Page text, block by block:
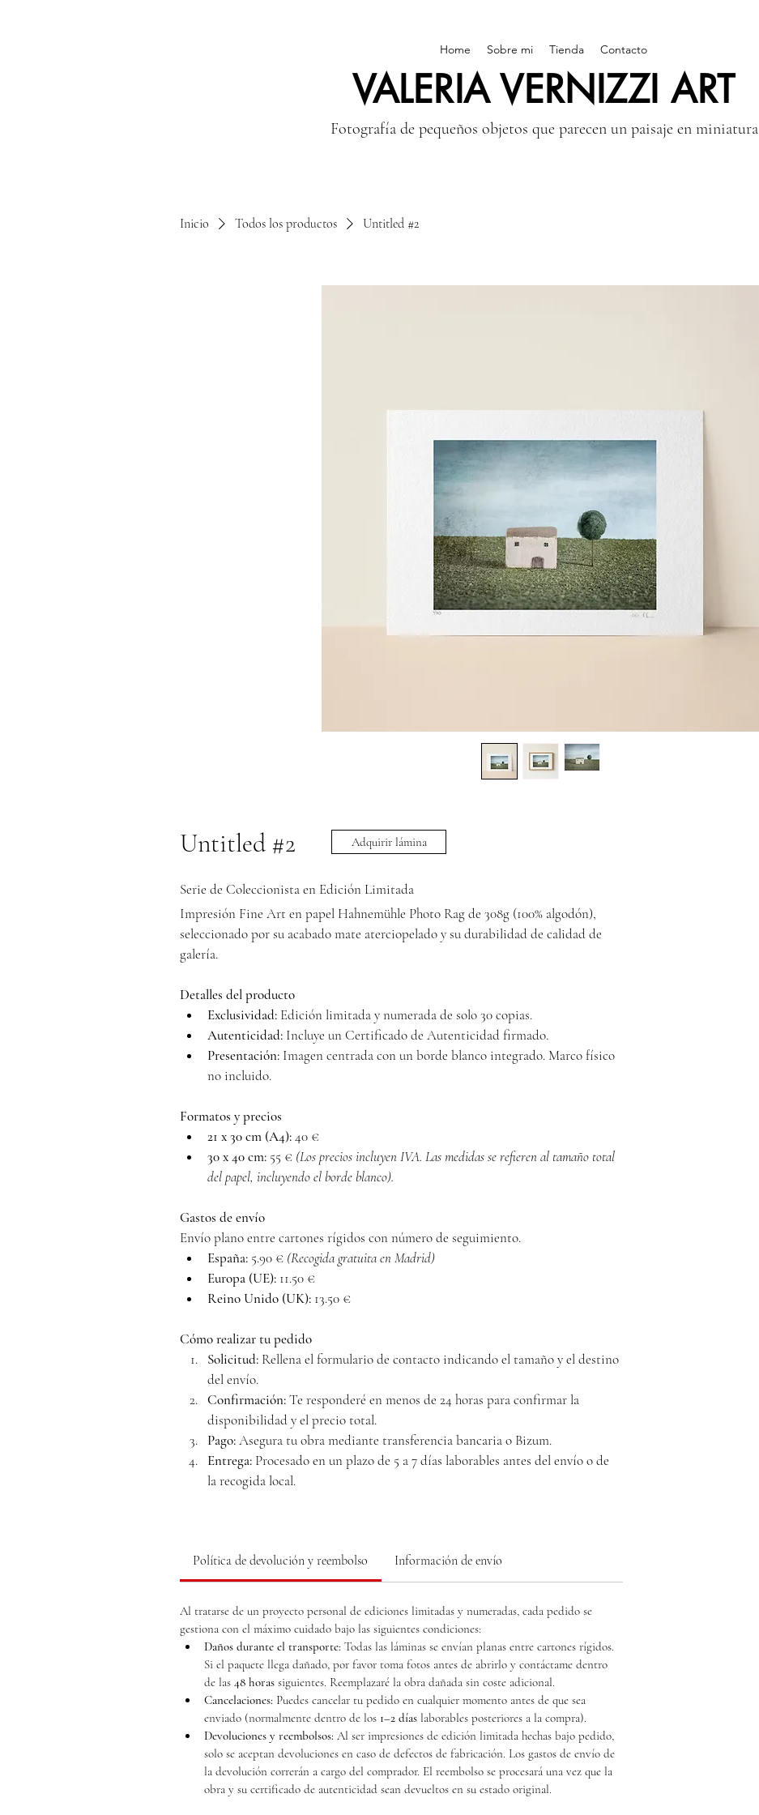
Home Sobre mi Tienda Contacto
VALERIA VERNIZZI ART
Fotografía de pequeños objetos que parecen un paisaje en miniatura
Inicio Todos los productos Untitled #2
Untitled #2
Serie de Coleccionista en Edición Limitada
Impresión Fine Art en papel Hahnemühle Photo Rag de 308g (100% algodón),
seleccionado por su acabado mate aterciopelado y su durabilidad de calidad de
galería.
Detalles del producto
Exclusividad: Edición limitada y numerada de solo 30 copias.
Autenticidad: Incluye un Certificado de Autenticidad firmado.
Presentación: Imagen centrada con un borde blanco integrado. Marco físico
no incluido.
Formatos y precios
21 x 30 cm (A4): 40 €
30 x 40 cm: 55 € (Los precios incluyen IVA. Las medidas se refieren al tamaño total
del papel, incluyendo el borde blanco).
Gastos de envío
Envío plano entre cartones rígidos con número de seguimiento.
España: 5.90 € (Recogida gratuita en Madrid)
Europa (UE): 11.50 €
Reino Unido (UK): 13.50 €
Cómo realizar tu pedido
Solicitud: Rellena el formulario de contacto indicando el tamaño y el destino
del envío.
Confirmación: Te responderé en menos de 24 horas para confirmar la
disponibilidad y el precio total.
Pago: Asegura tu obra mediante transferencia bancaria o Bizum.
Entrega: Procesado en un plazo de 5 a 7 días laborables antes del envío o de
la recogida local.
Política de devolución y reembolso Información de envío
Al tratarse de un proyecto personal de ediciones limitadas y numeradas, cada pedido se
gestiona con el máximo cuidado bajo las siguientes condiciones:
Daños durante el transporte: Todas las láminas se envían planas entre cartones rígidos.
Si el paquete llega dañado, por favor toma fotos antes de abrirlo y contáctame dentro
de las 48 horas siguientes. Reemplazaré la obra dañada sin coste adicional.
Cancelaciones: Puedes cancelar tu pedido en cualquier momento antes de que sea
enviado (normalmente dentro de los 1–2 días laborables posteriores a la compra).
Devoluciones y reembolsos: Al ser impresiones de edición limitada hechas bajo pedido,
solo se aceptan devoluciones en caso de defectos de fabricación. Los gastos de envío de
la devolución correrán a cargo del comprador. El reembolso se procesará una vez que la
obra y su certificado de autenticidad sean devueltos en su estado original.
Adquirir lámina